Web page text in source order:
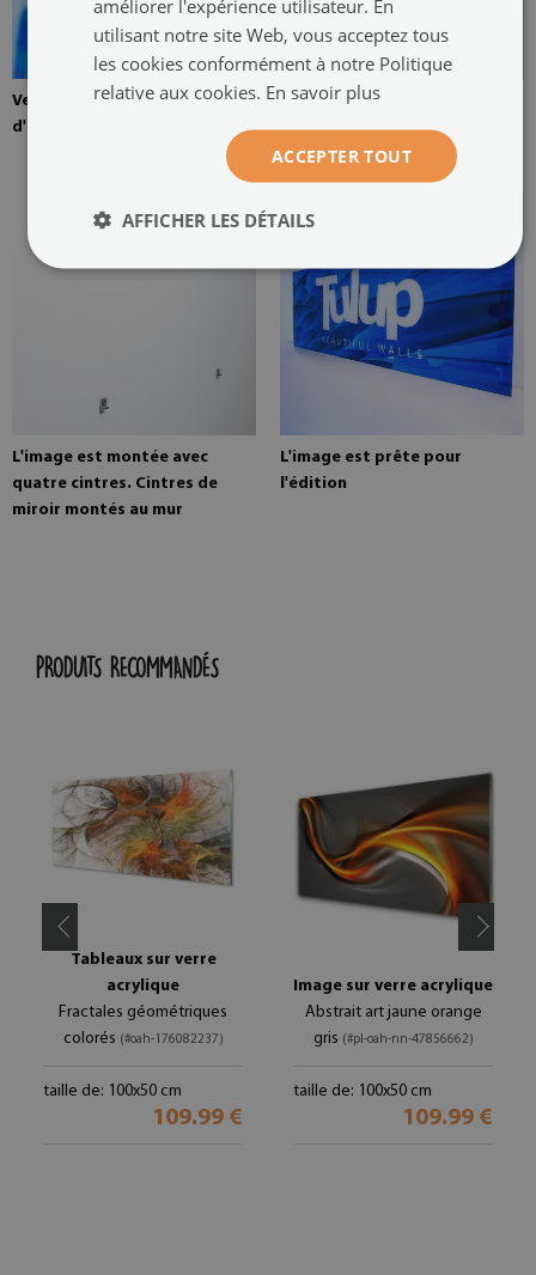
Verre trempé de 4 mm
d'épaisseur
L'image est montée avec deux
cintres. Les cintres sont collés
à deux endroits sur le tableau
L'image est montée avec
quatre cintres. Cintres de
miroir montés au mur
L'image est prête pour
l'édition
PRODUITS RECOMMANDÉS
Tableaux sur verre
acrylique
Fractales géométriques
colorés (#oah-176082237)
taille de: 100x50 cm
109.99 €
Image sur verre acrylique
Abstrait art jaune orange
gris (#pl-oah-nn-47856662)
taille de: 100x50 cm
109.99 €
améliorer l'expérience utilisateur. En
utilisant notre site Web, vous acceptez tous
les cookies conformément à notre Politique
relative aux cookies. En savoir plus
ACCEPTER TOUT
AFFICHER LES DÉTAILS